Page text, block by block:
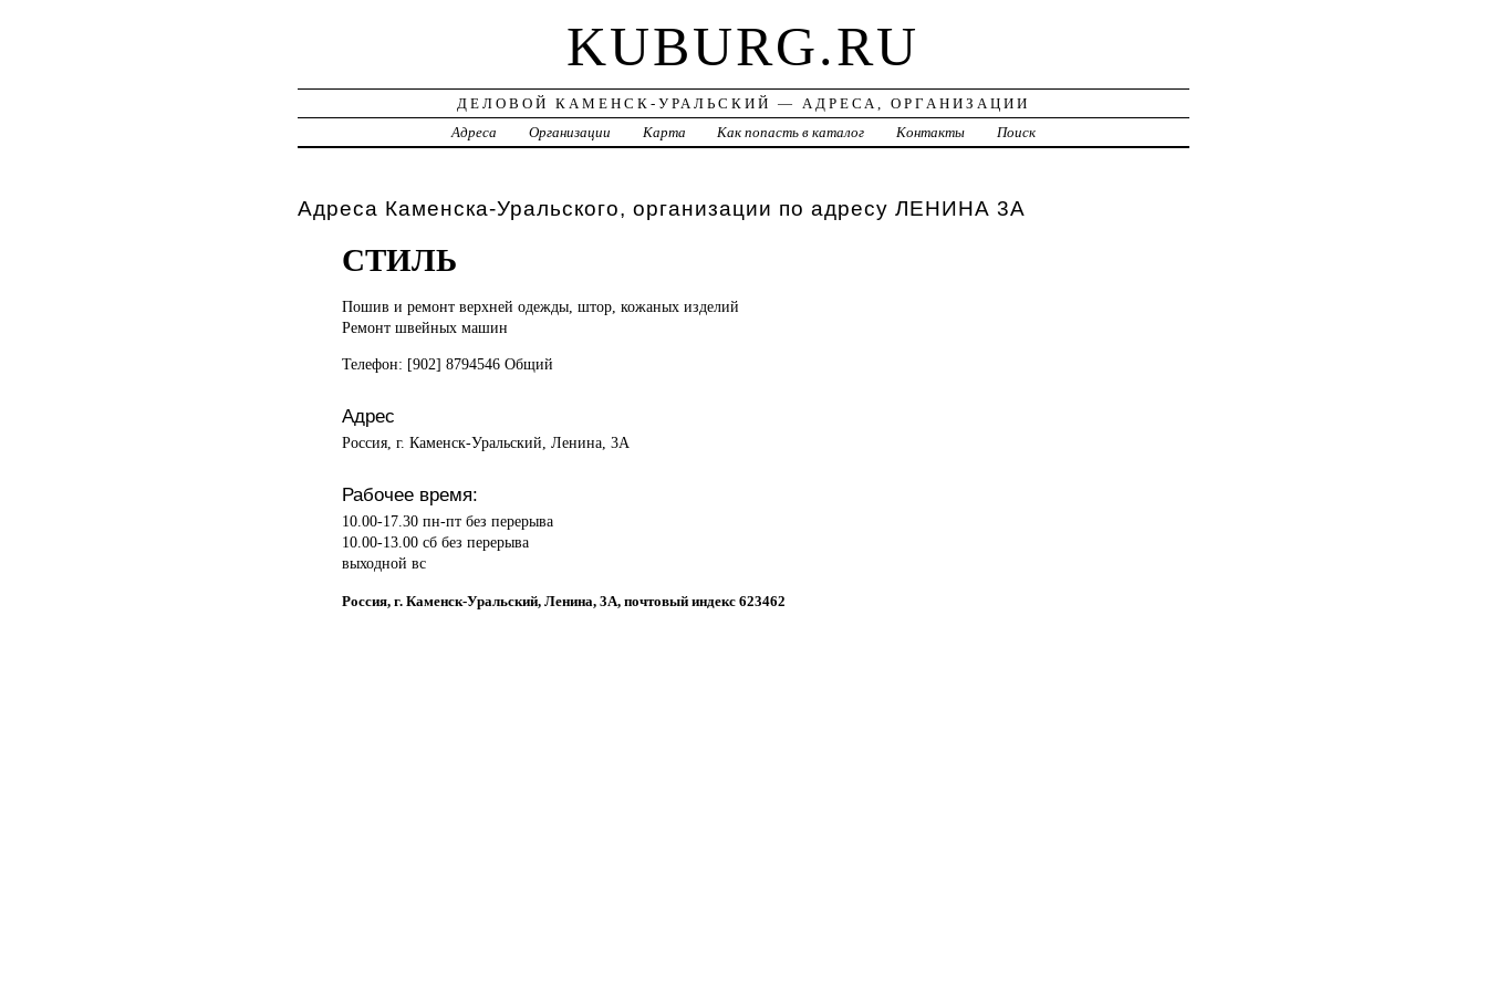
KUBURG.RU
ДЕЛОВОЙ КАМЕНСК-УРАЛЬСКИЙ — АДРЕСА, ОРГАНИЗАЦИИ
Адреса
Организации Карта Как попасть в каталог Контакты Поиск
Адреса Каменска-Уральского, организации по адресу ЛЕНИНА 3А
СТИЛЬ
Пошив и ремонт верхней одежды, штор, кожаных изделий
Ремонт швейных машин
Телефон: [902] 8794546 Общий
Адрес
Россия, г. Каменск-Уральский, Ленина, 3А
Рабочее время:
10.00-17.30 пн-пт без перерыва
10.00-13.00 сб без перерыва
выходной вс
Россия, г. Каменск-Уральский, Ленина, 3А, почтовый индекс 623462